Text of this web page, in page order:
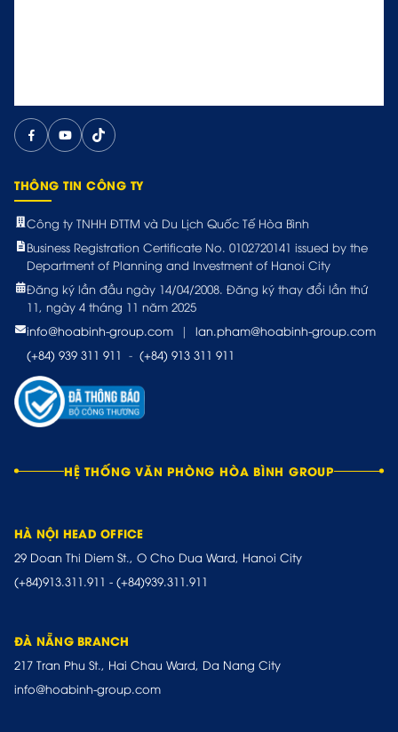
THÔNG TIN CÔNG TY
Công ty TNHH ĐTTM và Du Lịch Quốc Tế Hòa Bình
Business Registration Certificate No. 0102720141 issued by the
Department of Planning and Investment of Hanoi City
Đăng ký lần đầu ngày 14/04/2008. Đăng ký thay đổi lần thứ
11, ngày 4 tháng 11 năm 2025
info@hoabinh-group.com
|
lan.pham@hoabinh-group.com
(+84) 939 311 911 - (+84) 913 311 911
HỆ THỐNG VĂN PHÒNG HÒA BÌNH GROUP
HÀ NỘI HEAD OFFICE
29 Doan Thi Diem St., O Cho Dua Ward, Hanoi City
(+84)913.311.911 - (+84)939.311.911
ĐÀ NẴNG BRANCH
217 Tran Phu St., Hai Chau Ward, Da Nang City
info@hoabinh-group.com